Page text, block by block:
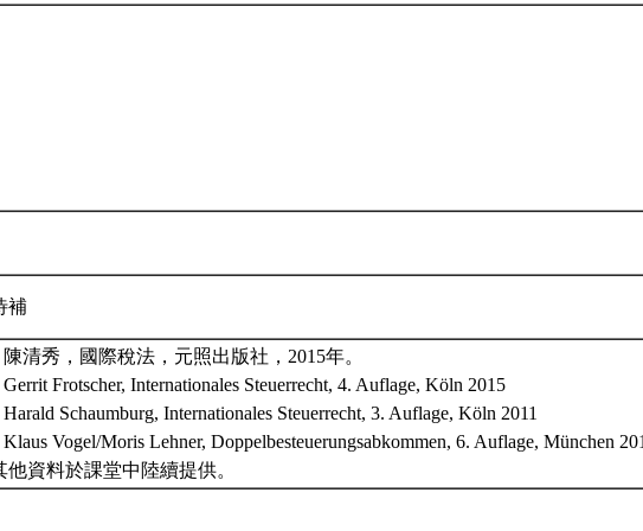
補
陳清秀，國際稅法，元照出版社，2015年。
Gerrit Frotscher, Internationales Steuerrecht, 4. Auflage, Köln 2015
Harald Schaumburg, Internationales Steuerrecht, 3. Auflage, Köln 2011
Klaus Vogel/Moris Lehner, Doppelbesteuerungsabkommen, 6. Auflage, München
他資料於課堂中陸續提供。